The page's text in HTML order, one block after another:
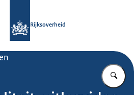
Rijksoverheid